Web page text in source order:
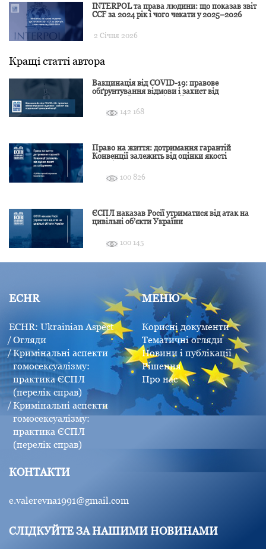
INTERPOL та права людини: що показав звіт
CCF за 2024 рік і чого чекати у 2025–2026
2 Січня 2026
Кращі статті автора
Вакцинація від COVID-19: правове
обґрунтування відмови і захист від
142 168
Право на життя: дотримання гарантій
Конвенції залежить від оцінки якості
100 826
ЄСПЛ наказав Росії утриматися від атак на
цивільні об’єкти України
100 145
ECHR
ECHR: Ukrainian Aspect
Огляди
Кримінальні аспекти
гомосексуалізму:
практика ЄСПЛ
(перелік справ)
Кримінальні аспекти
гомосексуалізму:
практика ЄСПЛ
(перелік справ)
МЕНЮ
Корисні документи
Тематичні огляди
Новини і публікації
Рішення
Про нас
КОНТАКТИ
e.valerevna1991@gmail.com
СЛІДКУЙТЕ ЗА НАШИМИ НОВИНАМИ